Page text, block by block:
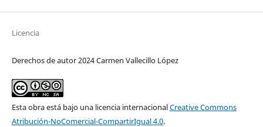
Licencia
Derechos de autor 2024 Carmen Vallecillo López
Esta obra está bajo una licencia internacionalCreative Commons
Atribución-NoComercial-CompartirIgual 4.0.